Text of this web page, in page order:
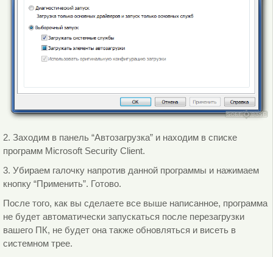
2. Заходим в панель “Автозагрузка” и находим в списке
программ Microsoft Security Client.
3. Убираем галочку напротив данной программы и нажимаем
кнопку “Применить”. Готово.
После того, как вы сделаете все выше написанное, программа
не будет автоматически запускаться после перезагрузки
вашего ПК, не будет она также обновляться и висеть в
системном трее.